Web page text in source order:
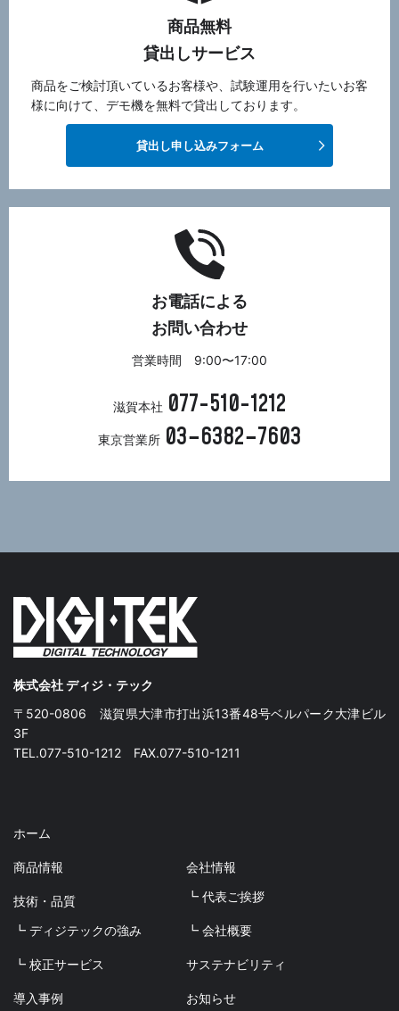
商品無料
貸出しサービス
商品をご検討頂いているお客様や、試験運用を行いたいお客
様に向けて、デモ機を無料で貸出しております。
貸出し申し込みフォーム
お電話による
お問い合わせ
営業時間 9:00〜17:00
滋賀本社 077-510-1212
東京営業所 03−6382−7603
株式会社 ディジ・テック
〒520-0806 滋賀県大津市打出浜13番48号ベルパーク大津ビル
3F
TEL.077-510-1212 FAX.077-510-1211
ホーム
商品情報
技術・品質
┗ ディジテックの強み
┗ 校正サービス
導入事例
会社情報
┗ 代表ご挨拶
┗ 会社概要
サステナビリティ
お知らせ